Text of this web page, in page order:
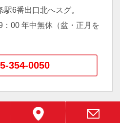
駅6番出口北へスグ。
：00 年中無休（盆・正月を
354-0050